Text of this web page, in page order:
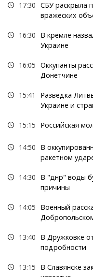
17:30 СБУ раскрыла
вражеских
16:30
В кремле
Украине
16:05 Оккупанты
Донетчине
15:41
Разведка
Украине и
15:15 Российская
14:50
В
ракетном
14:30
В "днр" воды
причины
14:05
Военный
13:40
В Дружковке
подробности
13:15
В Славянске